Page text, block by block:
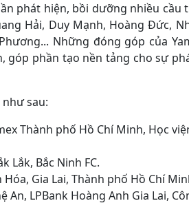
phát hiện, bồi dưỡng nhiều
Hải, Duy Mạnh, Hoàng Đức,
Những đóng góp của
phần tạo nền tảng cho sự
sau:
Thành phố Hồ Chí Minh, Học
Lắk, Bắc Ninh FC.
Gia Lai, Thành phố Hồ Chí
An, LPBank Hoàng Anh Gia Lai,